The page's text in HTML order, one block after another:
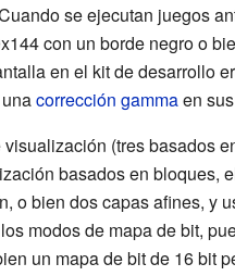
se ejecutan juegos
con un borde negro o
en el kit de desarrollo
corrección gammaen
(tres basados
basados en bloques,
o bien dos capas afines, y
modos de mapa de bit,
un mapa de bit de 16 bit